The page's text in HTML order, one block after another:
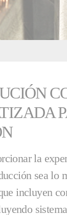
la
sea lo
incluyen